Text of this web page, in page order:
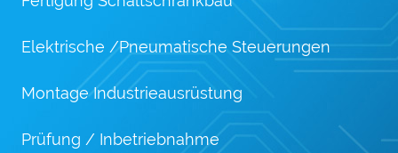
Elektrische /Pneumatische Steuerungen
Montage Industrieausrüstung
Prüfung / Inbetriebnahme